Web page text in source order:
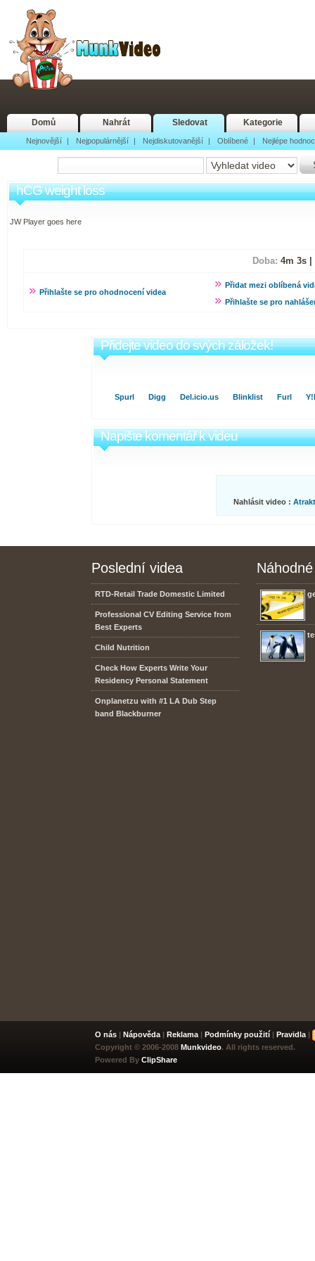
Domů Nahrát Sledovat Kategorie
Nejnovější | Nejpopulárnější | Nejdiskutovanější | Oblíbené | Nejlépe
hCG weight loss
JW Player goes here
Doba: 4m 3s |
Přihlašte se pro ohodnocení videa
Přidat mezi oblíbená
Přihlašte se pro
Přidejte video do svých záložek!
Spurl Digg Del.icio.us Blinklist Furl
Napište komentář k videu
Nahlásit video :
Poslední videa
RTD-Retail Trade Domestic Limited
Professional CV Editing Service from
Best Experts
Child Nutrition
Check How Experts Write Your
Residency Personal Statement
Onplanetzu with #1 LA Dub Step
band Blackburner
O nás | Nápověda | Reklama | Podmínky použití | Pravidla |
Copyright © 2006-2008 Munkvideo. All rights reserved.
Powered By ClipShare